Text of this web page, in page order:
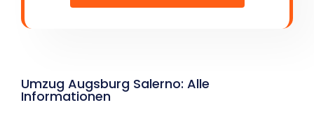
Umzug Augsburg Salerno: Alle
Informationen